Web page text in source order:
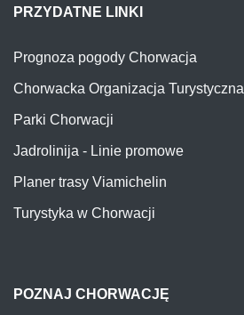
PRZYDATNE LINKI
Prognoza pogody Chorwacja
Chorwacka Organizacja Turystyczna
Parki Chorwacji
Jadrolinija - Linie promowe
Planer trasy Viamichelin
Turystyka w Chorwacji
POZNAJ CHORWACJĘ